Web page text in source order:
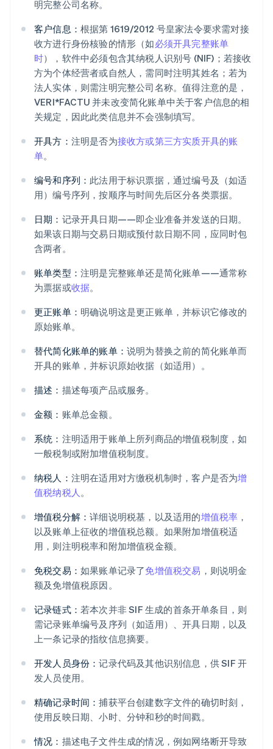
明完整公司名称。
客户信息： 根据第 1619/2012 号皇家法令要求需对接
收方进行身份核验的情形（如必须开具完整账单
时），软件中必须包含其纳税人识别号 (NIF)；若接收
方为个体经营者或自然人，需同时注明其姓名；若为
法人实体，则需注明完整公司名称。值得注意的是，
VERI*FACTU 并未改变简化账单中关于客户信息的相
关规定，因此此类信息并不会强制填写。
开具方： 注明是否为接收方或第三方实质开具的账
单。
编号和序列： 此法用于标识票据，通过编号及（如适
用）编号序列，按顺序与时间先后区分各类票据。
日期： 记录开具日期——即企业准备并发送的日期。
如果该日期与交易日期或预付款日期不同，应同时包
含两者。
账单类型： 注明是完整账单还是简化账单——通常称
为票据或收据。
更正账单： 明确说明这是更正账单，并标识它修改的
原始账单。
替代简化账单的账单： 说明为替换之前的简化账单而
开具的账单，并标识原始收据（如适用）。
描述： 描述每项产品或服务。
金额： 账单总金额。
系统： 注明适用于账单上所列商品的增值税制度，如
一般税制或附加增值税制度。
纳税人： 注明在适用对方缴税机制时，客户是否为增
值税纳税人。
增值税分解：详细说明税基，以及适用的增值税率 ，
以及账单上征收的增值税总额。如果附加增值税适
用，则注明税率和附加增值税金额。
免税交易： 如果账单记录了免增值税交易 ，则说明金
额及免增值税原因。
记录链式： 若本次并非 SIF 生成的首条开单条目，则
需记录账单编号及序列（如适用）、开具日期，以及
上一条记录的指纹信息摘要。
开发人员身份：记录代码及其他识别信息，供 SIF 开
发人员使用。
精确记录时间：捕获平台创建数字文件的确切时刻，
使用反映日期、小时、分钟和秒的时间戳。
情况： 描述电子文件生成的情况，例如网络断开导致